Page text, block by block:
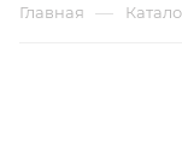
Главная —